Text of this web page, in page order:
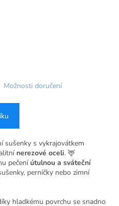
Možnosti doručení
sušenky s vykrajovátkem
nerezové oceli. 🦌
pečení útulnou a sváteční
perníčky nebo zimní
hladkému povrchu se snadno